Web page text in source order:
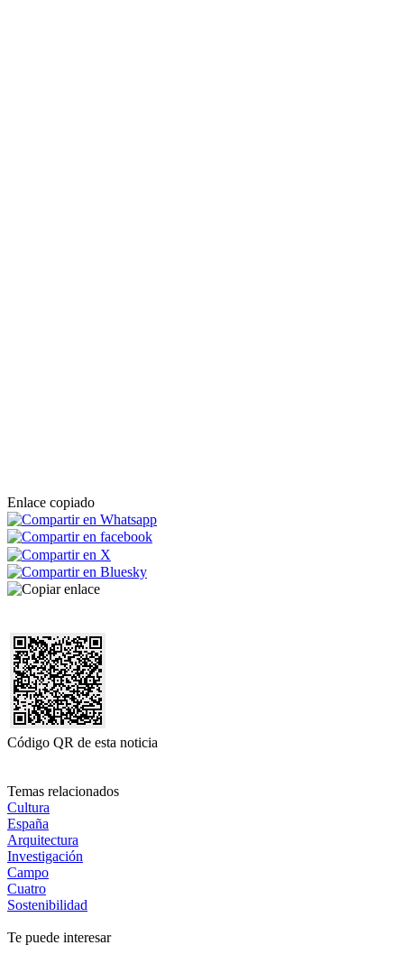
Enlace copiado
Código QR de esta noticia
Temas relacionados
Cultura
España
Arquitectura
Investigación
Campo
Cuatro
Sostenibilidad
Te puede interesar